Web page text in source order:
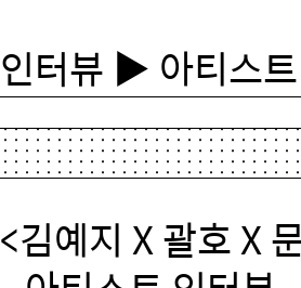
인터뷰 ▶ 아티스
<김예지 X 괄호 X